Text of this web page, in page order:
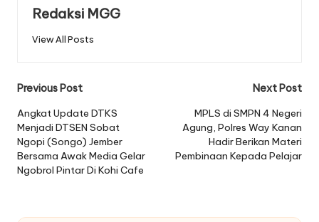
Redaksi MGG
View All Posts
Post
navigation
Previous Post
Angkat Update DTKS
Menjadi DTSEN Sobat
Ngopi (Songo) Jember
Bersama Awak Media Gelar
Ngobrol Pintar Di Kohi Cafe
Next Post
MPLS di SMPN 4 Negeri
Agung, Polres Way Kanan
Hadir Berikan Materi
Pembinaan Kepada Pelajar